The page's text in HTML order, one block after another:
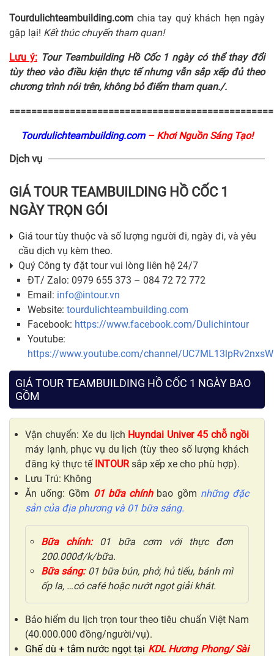
Tourdulichteambuilding.com chia tay quý khách hẹn ngày
gặp lại! Kết thúc chuyến tham quan!
Lưu ý: Tour Teambuilding Hồ Cốc 1 ngày có thể thay đổi
tùy theo vào điều kiện thực tế nhưng vẫn sắp xếp đủ theo
chương trình nói trên, không bỏ điểm tham quan./.
Tourdulichteambuilding.com – Khơi Nguồn Sáng Tạo!
Dịch vụ
GIÁ TOUR TEAMBUILDING HỒ CỐC 1
NGÀY TRỌN GÓI
Giá tour tùy thuộc và số lượng người đi, ngày đi, và yêu
cầu dịch vụ kèm theo.
Quý Công ty đặt tour vui lòng liên hệ 24/7
ĐT/ Zalo: 0979 655 373 – 084 72 72 772
Email: info@intour.vn
Website: tourdulichteambuilding.com
Facebook: https://www.facebook.com/Dulichintour
Youtube:
https://www.youtube.com/channel/
GIÁ TOUR TEAMBUILDING HỒ CỐC 1 NGÀY BAO
GỒM
Vận chuyển: Xe du lịch Huyndai Univer 45 chỗ ngồi
máy lạnh, phục vụ du lịch (tùy theo số lượng khách
đăng ký thực tế INTOURsắp xếp xe cho phù hợp).
Lưu Trú: Không
Ăn uống: Gồm 01 bữa chínhbao gồm những đặc
sản của địa phương và 01 bữa sáng.
Bữa chính:
01 bữa cơm với thực đơn
200.000đ/k/bữa.
Bữa sáng:01 bữa bún, phở, hủ tiếu, bánh mì
ốp la, …có café hoặc nướt ngọt giải khát.
Bảo hiểm du lịch trọn tour theo tiêu chuẩn Việt Nam
(40.000.000 đồng/người/vụ).
Ghế dù + tắm nước ngọt tại KDL Hương Phong/ Sài